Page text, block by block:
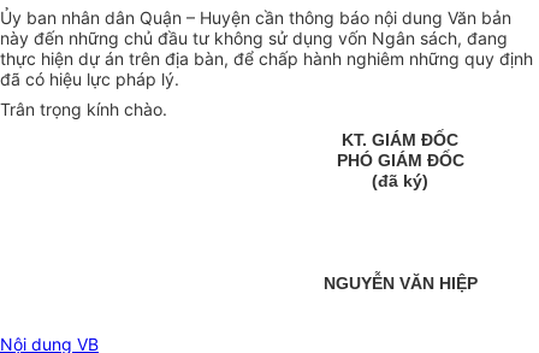
Ủy ban nhân dân Quận – Huyện cần thông báo nội dung Văn bản
này đến những chủ đầu tư không sử dụng vốn Ngân sách, đang
thực hiện dự án trên địa bàn, để chấp hành nghiêm những quy định
đã có hiệu lực pháp lý.
Trân trọng kính chào.
KT. GIÁM ĐỐC
PHÓ GIÁM ĐỐC
(đã ký)
NGUYỄN VĂN HIỆP
Nội dung VB